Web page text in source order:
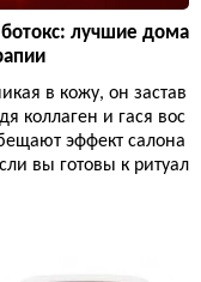
лучшие дома
в кожу, он застав
коллаген и гася вос
эффект салона
вы готовы к ритуал